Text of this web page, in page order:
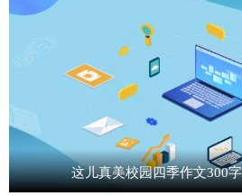
这儿真美校园四季作文300